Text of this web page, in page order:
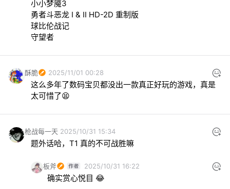
小小梦魇3
勇者斗恶龙 I & II HD-2D 重制版
球比伦战记
守望者
酥脆 2025/11/01 00:28
这么多年了数码宝贝都没出一款真正好玩的游戏，真是
太可惜了😫
枪战每一天 2025/10/31 15:34
题外话哈，T1 真的不可战胜嘛
板斧 2025/10/31 16:22
确实赏心悦目 😂